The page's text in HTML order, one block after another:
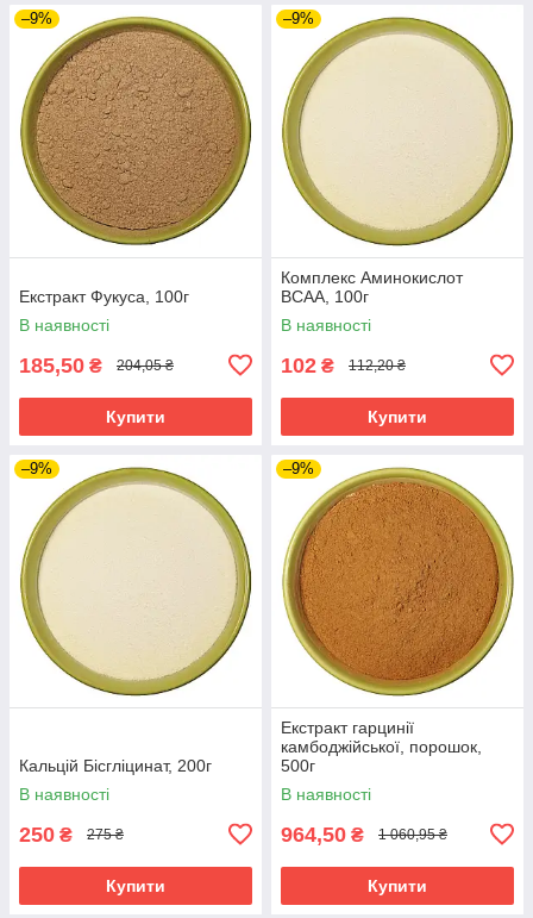
–9%
Екстракт Фукуса, 100г
В наявності
185,50 ₴ 204,05 ₴
Купити
–9%
Комплекс Аминокислот
ВСАА, 100г
В наявності
102 ₴ 112,20 ₴
Купити
–9%
Кальцій Бісгліцинат, 200г
В наявності
250 ₴ 275 ₴
Купити
–9%
Екстракт гарцинії
камбоджійської, порошок,
500г
В наявності
964,50 ₴ 1 060,95 ₴
Купити